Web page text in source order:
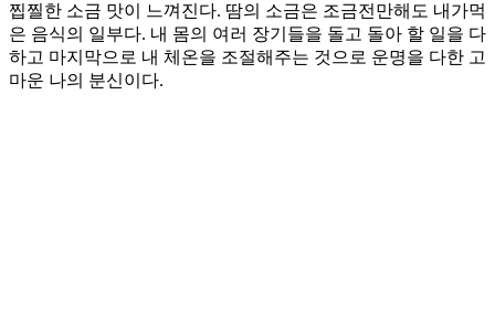
찝찔한 소금 맛이 느껴진다. 땀의 소금은 조금전만해도 내가먹
은 음식의 일부다. 내 몸의 여러 장기들을 돌고 돌아 할 일을 다
하고 마지막으로 내 체온을 조절해주는 것으로 운명을 다한 고
마운 나의 분신이다.